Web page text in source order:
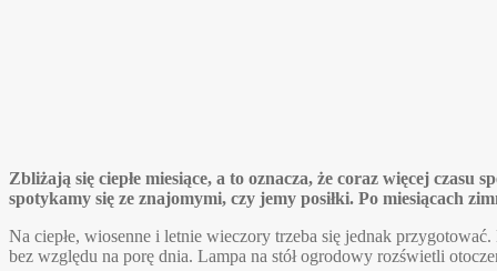
Zbliżają się ciepłe miesiące, a to oznacza, że coraz więcej
spotykamy się ze znajomymi, czy jemy posiłki. Po miesiącach
Na ciepłe, wiosenne i letnie wieczory trzeba się jednak
bez względu na porę dnia. Lampa na stół ogrodowy rozświetli